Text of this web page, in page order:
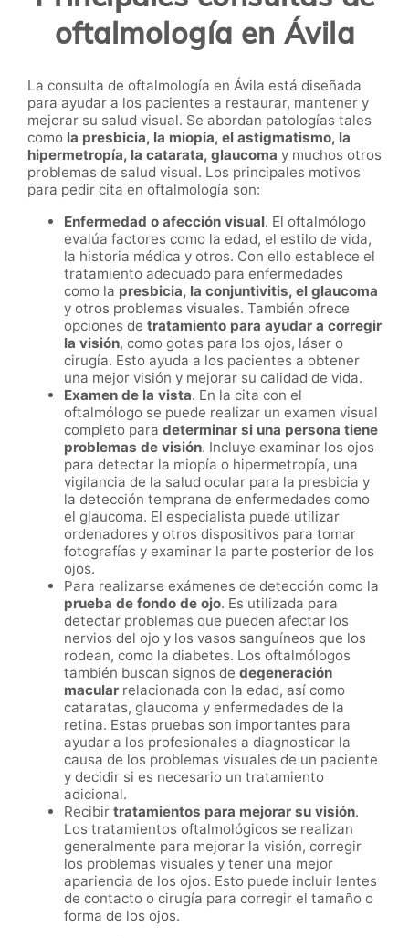
oftalmología en Ávila
La consulta de oftalmología en Ávila está diseñada
para ayudar a los pacientes a restaurar, mantener y
mejorar su salud visual. Se abordan patologías tales
como la presbicia, la miopía, el astigmatismo, la
hipermetropía, la catarata, glaucoma y muchos otros
problemas de salud visual. Los principales motivos
para pedir cita en oftalmología son:
Enfermedad o afección visual. El oftalmólogo
evalúa factores como la edad, el estilo de vida,
la historia médica y otros. Con ello establece el
tratamiento adecuado para enfermedades
como la presbicia, la conjuntivitis, el glaucoma
y otros problemas visuales. También ofrece
opciones de tratamiento para ayudar a corregir
la visión, como gotas para los ojos, láser o
cirugía. Esto ayuda a los pacientes a obtener
una mejor visión y mejorar su calidad de vida.
Examen de la vista. En la cita con el
oftalmólogo se puede realizar un examen visual
completo para determinar si una persona tiene
problemas de visión. Incluye examinar los ojos
para detectar la miopía o hipermetropía, una
vigilancia de la salud ocular para la presbicia y
la detección temprana de enfermedades como
el glaucoma. El especialista puede utilizar
ordenadores y otros dispositivos para tomar
fotografías y examinar la parte posterior de los
ojos.
Para realizarse exámenes de detección como la
prueba de fondo de ojo. Es utilizada para
detectar problemas que pueden afectar los
nervios del ojo y los vasos sanguíneos que los
rodean, como la diabetes. Los oftalmólogos
también buscan signos de degeneración
macular relacionada con la edad, así como
cataratas, glaucoma y enfermedades de la
retina. Estas pruebas son importantes para
ayudar a los profesionales a diagnosticar la
causa de los problemas visuales de un paciente
y decidir si es necesario un tratamiento
adicional.
Recibir tratamientos para mejorar su visión.
Los tratamientos oftalmológicos se realizan
generalmente para mejorar la visión, corregir
los problemas visuales y tener una mejor
apariencia de los ojos. Esto puede incluir lentes
de contacto o cirugía para corregir el tamaño o
forma de los ojos.